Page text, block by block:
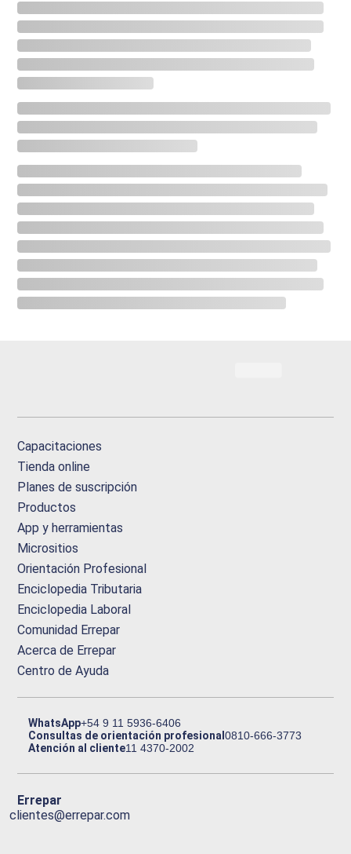
Capacitaciones
Tienda online
Planes de suscripción
Productos
App y herramientas
Micrositios
Orientación Profesional
Enciclopedia Tributaria
Enciclopedia Laboral
Comunidad Errepar
Acerca de Errepar
Centro de Ayuda
WhatsApp+54 9 11 5936-6406
Consultas de orientación profesional0810-666-3773
Atención al cliente11 4370-2002
Errepar
clientes@errepar.com